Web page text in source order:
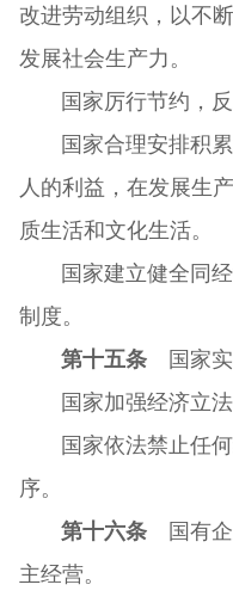
改进劳动组织，以不
发展社会生产力。
国家厉行节约，反
国家合理安排积累
人的利益，在发展生
质生活和文化生活。
国家建立健全同经
制度。
第十五条国家实
国家加强经济立法
国家依法禁止任何
序。
第十六条国有企
主经营。